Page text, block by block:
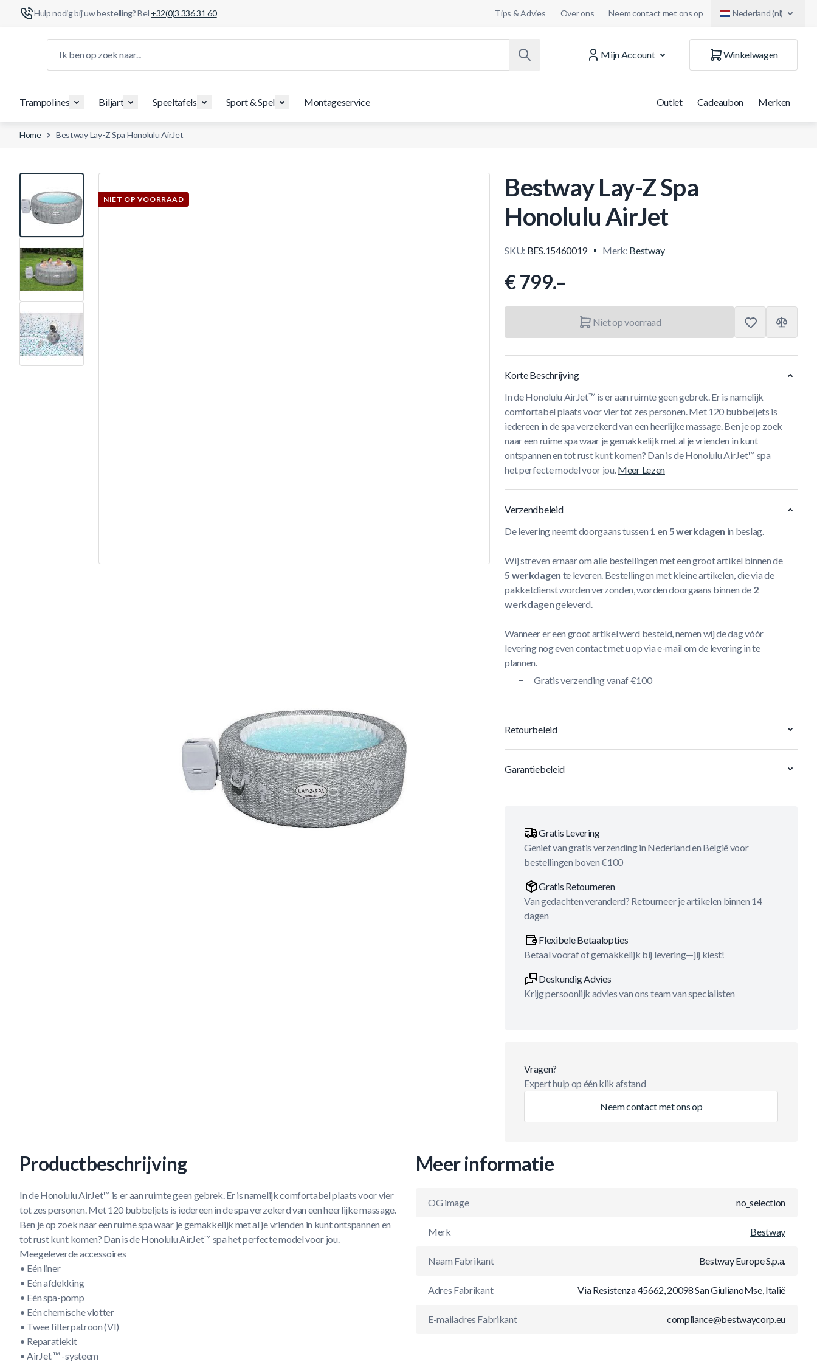
Hulp nodig bij uw bestelling? Bel +32(0)3 336 31 60 Tips & Advies Over ons Neem contact met ons op Nederland (nl)
Mijn Account
Winkelwagen
Trampolines Biljart Speeltafels Sport & Spel Montageservice Outlet Cadeaubon Merken
Home Bestway Lay-Z Spa Honolulu AirJet
NIET OP VOORRAAD
View larger image
Bestway Lay-Z Spa
Honolulu AirJet
SKU: BES.15460019 Merk: Bestway
€ 799.–
Niet op voorraad
Korte Beschrijving
In de Honolulu AirJet™ is er aan ruimte geen gebrek. Er is namelijk
comfortabel plaats voor vier tot zes personen. Met 120 bubbeljets is
iedereen in de spa verzekerd van een heerlijke massage. Ben je op zoek
naar een ruime spa waar je gemakkelijk met al je vrienden in kunt
ontspannen en tot rust kunt komen? Dan is de Honolulu AirJet™ spa
het perfecte model voor jou.Meer Lezen
Verzendbeleid
De levering neemt doorgaans tussen 1 en 5 werkdagen in beslag.
Wij streven ernaar om alle bestellingen met een groot artikel binnen de
5 werkdagen te leveren. Bestellingen met kleine artikelen, die via de
pakketdienst worden verzonden, worden doorgaans binnen de 2
werkdagengeleverd.
Wanneer er een groot artikel werd besteld, nemen wij de dag vóór
levering nog even contact met u op via e-mail om de levering in te
plannen.
Gratis verzending vanaf €100
Retourbeleid
Garantiebeleid
Gratis Levering
Geniet van gratis verzending in Nederland en België voor
bestellingen boven €100
Gratis Retourneren
Van gedachten veranderd? Retourneer je artikelen binnen 14
dagen
Flexibele Betaalopties
Betaal vooraf of gemakkelijk bij levering—jij kiest!
Deskundig Advies
Krijg persoonlijk advies van ons team van specialisten
Vragen?
Expert hulp op één klik afstand
Neem contact met ons op
Productbeschrijving
In de Honolulu AirJet™ is er aan ruimte geen gebrek. Er is namelijk comfortabel plaats voor vier
tot zes personen. Met 120 bubbeljets is iedereen in de spa verzekerd van een heerlijke massage.
Ben je op zoek naar een ruime spa waar je gemakkelijk met al je vrienden in kunt ontspannen en
tot rust kunt komen? Dan is de Honolulu AirJet™ spa het perfecte model voor jou.
Meegeleverde accessoires
• Eén liner
• Eén afdekking
• Eén spa-pomp
• Eén chemische vlotter
• Twee filterpatroon (VI)
• Reparatiekit
• AirJet ™ -systeem
Meer informatie
OG image no_selection
Merk Bestway
Naam Fabrikant Bestway Europe S.p.a.
Adres Fabrikant Via Resistenza 45662, 20098 San GiulianoMse, Italië
E-mailadres Fabrikant compliance@bestwaycorp.eu